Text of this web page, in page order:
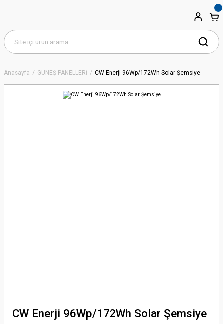
Anasayfa GÜNEŞ PANELLERİ CW Enerji 96Wp/172Wh Solar Şemsiye
CW Enerji 96Wp/172Wh Solar Şemsiye